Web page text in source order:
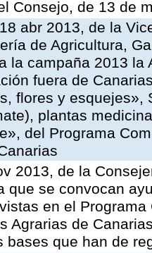
Consejo, de 13 de
abr 2013, de la
de Agricultura,
la campaña 2013 la
fuera de
flores y esquejes»,
plantas
del Programa
2013, de la
que se convocan
en el
Agrarias de
bases que han de